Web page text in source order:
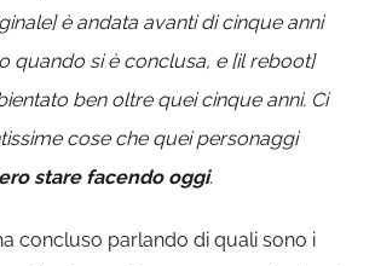
è andata avanti di cinque anni
quando si è conclusa, e [il reboot]
ben oltre quei cinque anni. Ci
cose che quei personaggi
stare facendo oggi.
concluso parlando di quali sono i